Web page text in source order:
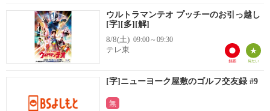
ウルトラマンテオ プッチーのお引っ越し
[字][多][解]
8/8(土) 09:00～09:30
テレ東
[字]ニューヨーク屋敷のゴルフ交友録 #9
無